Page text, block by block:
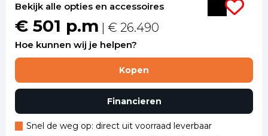
Bekijk alle opties en accessoires
€ 501 p.m | € 26.490
Hoe kunnen wij je helpen?
Kopen
Financieren
Snel de weg op: direct uit voorraad leverbaar